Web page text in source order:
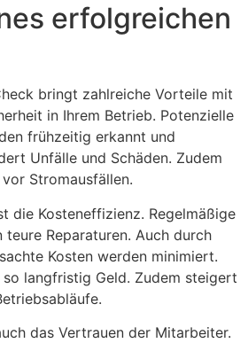
erfolgreichen
bringt zahlreiche Vorteile mit
in Ihrem Betrieb. Potenzielle
frühzeitig erkannt und
Unfälle und Schäden. Zudem
Stromausfällen.
die Kosteneffizienz. Regelmäßige
teure Reparaturen. Auch durch
Kosten werden minimiert.
so langfristig Geld. Zudem steigert
das Vertrauen der Mitarbeiter.